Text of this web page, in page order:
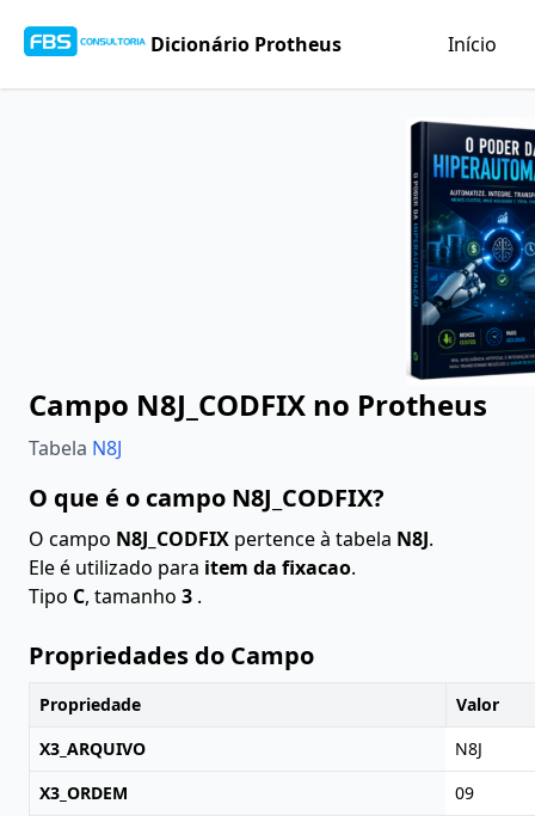
Dicionário Protheus Início
Campo N8J_CODFIX no Protheus
Tabela N8J
O que é o campo N8J_CODFIX?
O campo N8J_CODFIX pertence à tabela N8J.
Ele é utilizado para item da fixacao.
Tipo C, tamanho 3 .
Propriedades do Campo
Propriedade
Valor
X3_ARQUIVO
N8J
X3_ORDEM
09